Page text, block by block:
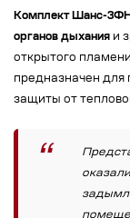
Комплект Шанс-3ФН
органов дыхания и
открытого
предназначен для
защиты от